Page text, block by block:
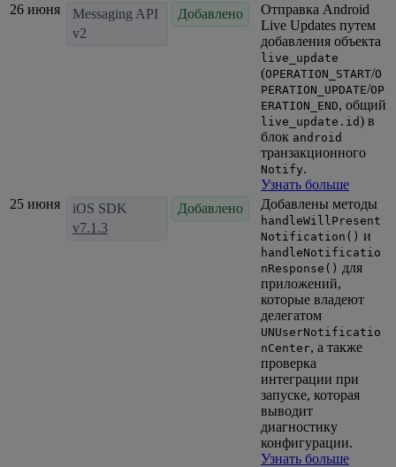
26 июня
Messaging API
v2
Добавлено
Отправка Android
Live Updates путем
добавления объекта
live_update
(OPERATION_START/O
PERATION_UPDATE/OP
ERATION_END, общий
live_update.id) в
блок android
транзакционного
Notify.
Узнать больше
25 июня
iOS SDK
v7.1.3
Добавлено Добавлены методы
handleWillPresent
Notification() и
handleNotificatio
nResponse() для
приложений,
которые владеют
делегатом
UNUserNotificatio
nCenter, а также
проверка
интеграции при
запуске, которая
выводит
диагностику
конфигурации.
Узнать больше